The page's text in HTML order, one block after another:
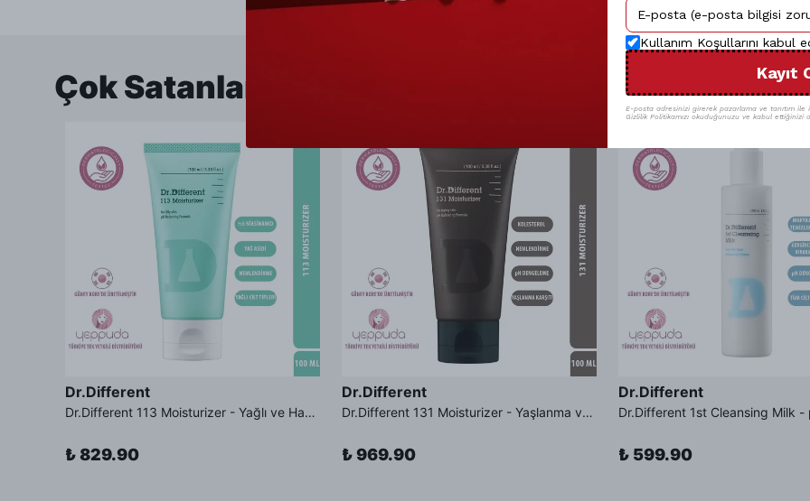
Çok Satanlar
Dr.Different
Dr.Different 113 Moisturizer - Yağlı ve Hassas Cilt Tipleri İçin Yağ Asidi İçerikli Nemlendirici Krem
₺ 829.90
Dr.Different
Dr.Different 131 Moisturizer - Yaşlanma ve Kırışıklık Karşıtı Kolesterol İçerikli Nemlendirici Krem
₺ 969.90
Dr.Different
₺ 599.90
Kullanım Koşullarını kabul
Kayıt
E-posta adresinizi girerek pazarlama ve tanıtım ile
Gizlilik Politikamızı okuduğunuzu ve kabul ettiğinizi